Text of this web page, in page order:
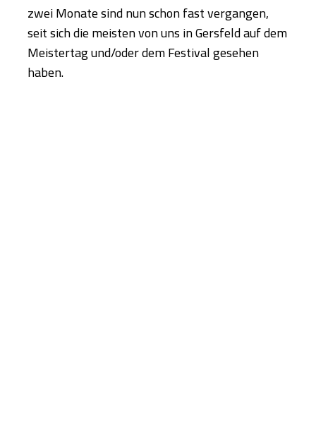
zwei Monate sind nun schon fast vergangen,
seit sich die meisten von uns in Gersfeld auf dem
Meistertag und/oder dem Festival gesehen
haben.